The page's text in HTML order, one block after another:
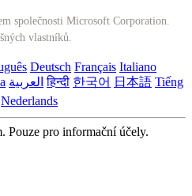
společnosti Microsoft Corporation.
vlastníků.
Deutsch Français Italiano
العربية हिन्दी 한국어 日本語 Tiếng
Nederlands
Pouze pro informační účely.